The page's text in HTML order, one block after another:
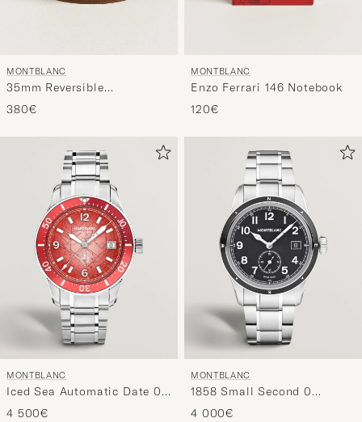
MONTBLANC
35mm Reversible
Suede/Calf Horseshoe Belt
Brown/Black
380€
MONTBLANC
Enzo Ferrari 146 Notebook
120€
MONTBLANC
Iced Sea Automatic Date 0
Oxygen Limited Red
4 500€
MONTBLANC
1858 Small Second 0
Oxygen Black
4 000€